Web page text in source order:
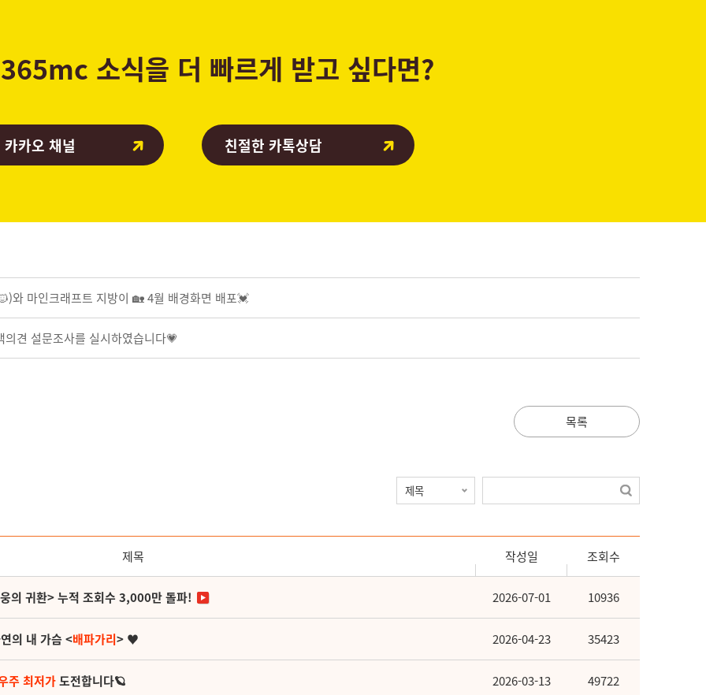
365mc 소식을 더 빠르게 받고 싶다면?
카오 채널 친절한 카톡상담
마인크래프트 지방이 🏡 4월 배경화면 배포💓
견 설문조사를 실시하였습니다💗
목록
제목 작성일 조회수
의 귀환> 누적 조회수 3,000만 돌파! 2026-07-01 10936
의 내 가슴 <배파가리> ♥ 2026-04-23 35423
주 최저가도전합니다🪐 2026-03-13 49722